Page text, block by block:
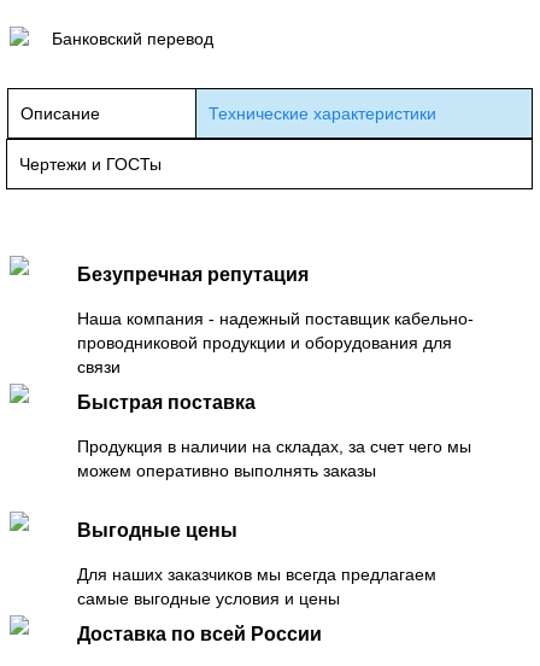
Банковский перевод
Описание Технические характеристики
Чертежи и ГОСТы
Безупречная репутация
Наша компания - надежный поставщик кабельно-
проводниковой продукции и оборудования для
связи
Быстрая поставка
Продукция в наличии на складах, за счет чего мы
можем оперативно выполнять заказы
Выгодные цены
Для наших заказчиков мы всегда предлагаем
самые выгодные условия и цены
Доставка по всей России